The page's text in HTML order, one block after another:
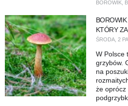
BOROWIK,
KTÓRY
ŚRODA, 2
W Polsce
grzybów.
na
że oprócz